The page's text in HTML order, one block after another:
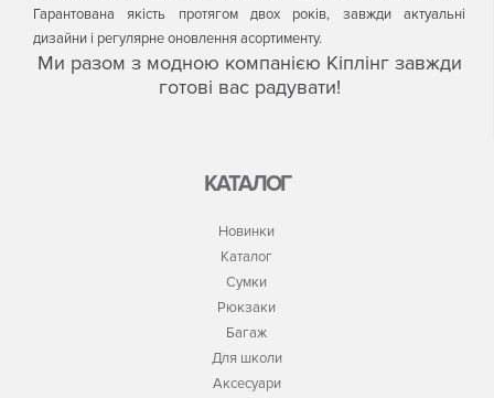
Гарантована якість протягом двох років, завжди актуальні
дизайни і регулярне оновлення асортименту.
Ми разом з модною компанією Кіплінг завжди
готові вас радувати!
КАТАЛОГ
Новинки
Каталог
Сумки
Рюкзаки
Багаж
Для школи
Аксесуари